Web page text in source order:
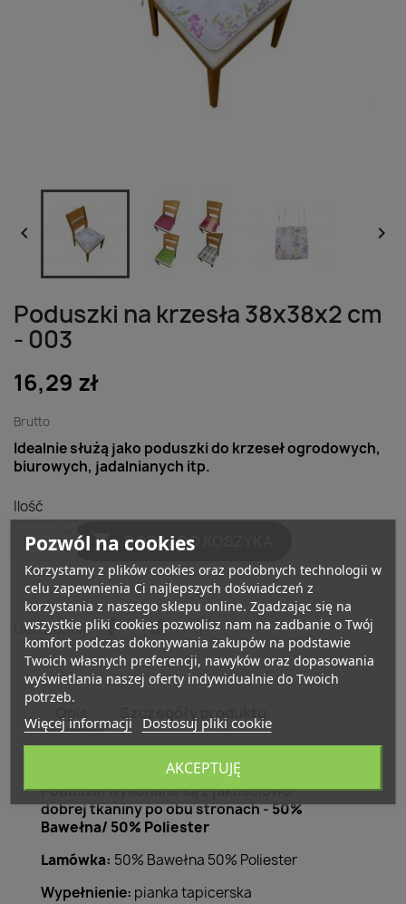
 
Poduszki na krzesła 38x38x2 cm
- 003
16,29 zł
Brutto
Idealnie służą jako poduszki do krzeseł ogrodowych,
biurowych, jadalnianych itp.
Ilość
 DODAJ DO KOSZYKA
Udostępnij
Poduszki na krzesła 38x38x2 cm - 003
Poduszki wykonane są z jakościowo
dobrej tkaniny po obu stronach -50%
Bawełna/ 50% Poliester
Lamówka: 50% Bawełna 50% Poliester
Wypełnienie: pianka tapicerska
Pozwól na cookies
Korzystamy z plików cookies oraz podobnych technologii w
celu zapewnienia Ci najlepszych doświadczeń z
korzystania z naszego sklepu online. Zgadzając się na
wszystkie pliki cookies pozwolisz nam na zadbanie o Twój
komfort podczas dokonywania zakupów na podstawie
Twoich własnych preferencji, nawyków oraz dopasowania
wyświetlania naszej oferty indywidualnie do Twoich
potrzeb.
Więcej informacji Dostosuj pliki cookie
AKCEPTUJĘ